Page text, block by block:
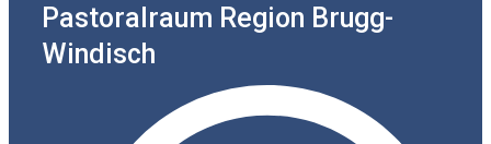
Pastoralraum Region Brugg-
Windisch